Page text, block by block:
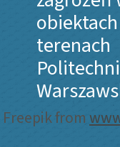
terenach
from